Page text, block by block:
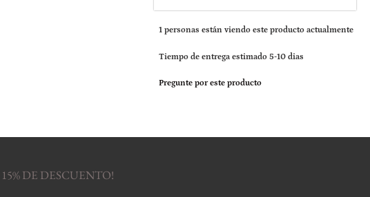
1 personas están viendo este producto actualmente
Tiempo de entrega estimado 5-10 dias
Pregunte por este producto
DE DESCUENTO!